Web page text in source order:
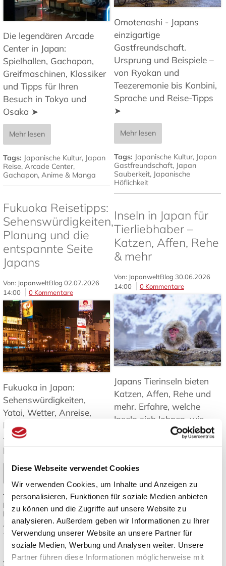
Diese Webseite verwendet Cookies
Wir verwenden Cookies, um Inhalte und Anzeigen zu
personalisieren, Funktionen für soziale Medien anbieten
zu können und die Zugriffe auf unsere Website zu
analysieren. Außerdem geben wir Informationen zu Ihrer
Verwendung unserer Website an unsere Partner für
soziale Medien, Werbung und Analysen weiter. Unsere
Partner führen diese Informationen möglicherweise mit
Omotenashi - Japans
einzigartige
Gastfreundschaft.
Ursprung und Beispiele –
von Ryokan und
Teezeremonie bis Konbini,
Sprache und Reise-Tipps
➤
Mehr lesen
Tags: Japanische Kultur, Japan
Gastfreundschaft, Japan
Sauberkeit, Japanische
Höflichkeit
Die legendären Arcade
Center in Japan:
Spielhallen, Gachapon,
Greifmaschinen, Klassiker
und Tipps für Ihren
Besuch in Tokyo und
Osaka ➤
Mehr lesen
Tags: Japanische Kultur, Japan
Reise, Arcade Center,
Gachapon, Anime & Manga
Fukuoka Reisetipps:
Sehenswürdigkeiten,
Planung und die
entspannte Seite
Japans
Von: JapanweltBlog 02.07.2026
14:00
0 Kommentare
Fukuoka in Japan:
Sehenswürdigkeiten,
Yatai, Wetter, Anreise,
Inseln und Tagesausflüge
– Tipps für Ihre Reise nach
Kyushu. ➤
Mehr lesen
Tags: Fukuoka Reisetipps,
Fukuoka Sehenswürdigkeiten,
Kyushu Reise, Yatai Streetfood
Japan Reiseplanung
Inseln in Japan für
Tierliebhaber –
Katzen, Affen, Rehe
& mehr
Von: JapanweltBlog 30.06.2026
14:00
0 Kommentare
Japans Tierinseln bieten
Katzen, Affen, Rehe und
mehr. Erfahre, welche
Inseln sich lohnen, wie
man hinkommt und was
es zu beachten gibt ➤
Mehr lesen
Japan Inseln,
Tierbeobachtung Japan,
Katzeninseln Japan,Japan
Reiseziele
Natur und Tiere in
Japan
Japanisches Design: Die besten